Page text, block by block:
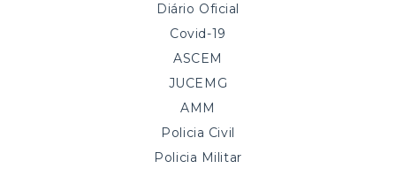
Diário Oficial
Covid-19
ASCEM
JUCEMG
AMM
Policia Civil
Policia Militar